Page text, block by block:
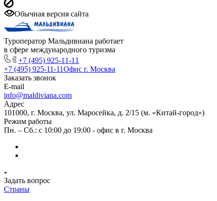
Обычная версия сайта
Туроператор Мальдивиана работает
в сфере международного туризма
+7 (495) 925-11-11
+7 (495) 925-11-11Офис г. Москва
Заказать звонок
E-mail
info@maldiviana.com
Адрес
101000, г. Москва, ул. Маросейка, д. 2/15 (м. «Китай-город»)
Режим работы
Пн. – Сб.: с 10:00 до 19:00 - офис в г. Москва
Задать вопрос
Страны